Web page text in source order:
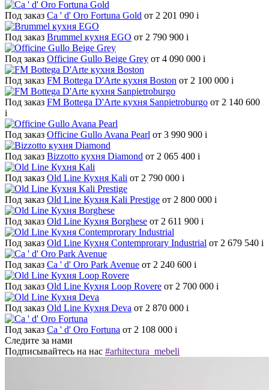
Под заказ Ca ' d' Oro Fortuna Gold от 2 201 090 i
Под заказ Brummel кухня EGO от 2 790 900 i
Под заказ Officine Gullo Beige Grey от 4 090 000 i
Под заказ FM Bottega D'Arte кухня Boston от 2 100 000 i
Под заказ FM Bottega D'Arte кухня Sanpietroburgo от 2 140 600
i
Под заказ Officine Gullo Avana Pearl от 3 990 900 i
Под заказ Bizzotto кухня Diamond от 2 065 400 i
Под заказ Old Line Кухня Kali от 2 790 000 i
Под заказ Old Line Кухня Kali Prestige от 2 800 000 i
Под заказ Old Line Кухня Borghese от 2 611 900 i
Под заказ Old Line Кухня Contemprorary Industrial от 2 679 540 i
Под заказ Ca ' d' Oro Park Avenue от 2 240 600 i
Под заказ Old Line Кухня Loop Rovere от 2 700 000 i
Под заказ Old Line Кухня Deva от 2 870 000 i
Под заказ Ca ' d' Oro Fortuna от 2 108 000 i
Следите за нами
Подписывайтесь на нас #arhitectura_mebeli